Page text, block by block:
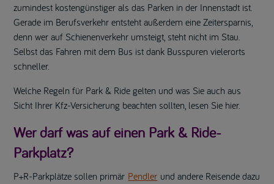
zumindest kostengünstiger als das Parken in der Innenstadt ist.
Gerade im Berufsverkehr entsteht außerdem eine Zeitersparnis,
denn wer auf Schienenverkehr umsteigt, steht nicht im Stau.
Selbst das Fahren mit dem Bus ist dank Busspuren vielerorts
schneller.
Welche Regeln für Park & Ride gelten und was Sie auch aus
Sicht Ihrer Kfz-Versicherung beachten sollten, lesen Sie hier.
Wer darf was auf einen Park & Ride-
Parkplatz?
P+R-Parkplätze sollen primär Pendler und andere Reisende dazu